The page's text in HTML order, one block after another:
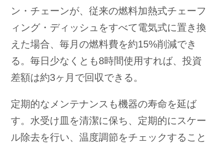
ン・チェーンが、従来の燃料加熱式チェーフ
ィング・ディッシュをすべて電気式に置き換
えた場合、毎月の燃料費を約15%削減でき
る。毎日少なくとも8時間使用すれば、投資
差額は約3ヶ月で回収できる。
定期的なメンテナンスも機器の寿命を延ば
す。水受け皿を清潔に保ち、定期的にスケー
ル除去を行い、温度調節をチェックすること